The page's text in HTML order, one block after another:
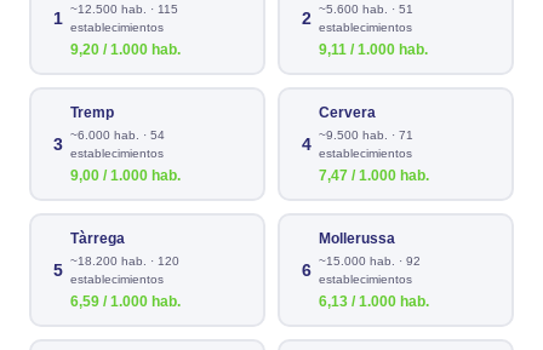
1 ~12.500 hab. · 115
establecimientos
9,20 / 1.000 hab.
2 ~5.600 hab. · 51
establecimientos
9,11 / 1.000 hab.
3
Tremp
~6.000 hab. · 54
establecimientos
9,00 / 1.000 hab.
4
Cervera
~9.500 hab. · 71
establecimientos
7,47 / 1.000 hab.
5
Tàrrega
~18.200 hab. · 120
establecimientos
6,59 / 1.000 hab.
6
Mollerussa
~15.000 hab. · 92
establecimientos
6,13 / 1.000 hab.